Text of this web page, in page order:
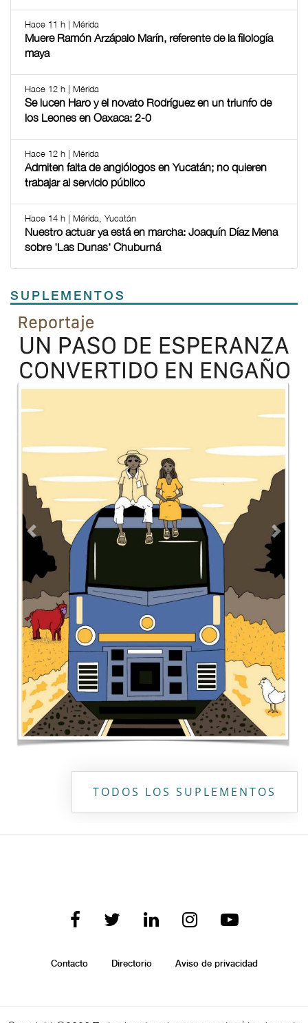
Hace 11 h | Mérida
Muere Ramón Arzápalo Marín, referente de la filología
maya
Hace 12 h | Mérida
Se lucen Haro y el novato Rodríguez en un triunfo de
los Leones en Oaxaca: 2-0
Hace 12 h | Mérida
Admiten falta de angiólogos en Yucatán; no quieren
trabajar al servicio público
Hace 14 h | Mérida, Yucatán
Nuestro actuar ya está en marcha: Joaquín Díaz Mena
sobre 'Las Dunas' Chuburná
SUPLEMENTOS
Previous
TODOS LOS SUPLEMENTOS
Contacto Directorio Aviso de privacidad
Copyright ©2026 Todos los derechos reservados | La Jornada
Maya